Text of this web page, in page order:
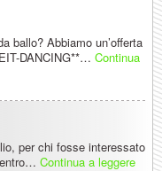
ballo? Abbiamo un’offerta
DANCING**… Continua
per chi fosse interessato
Continua a leggere